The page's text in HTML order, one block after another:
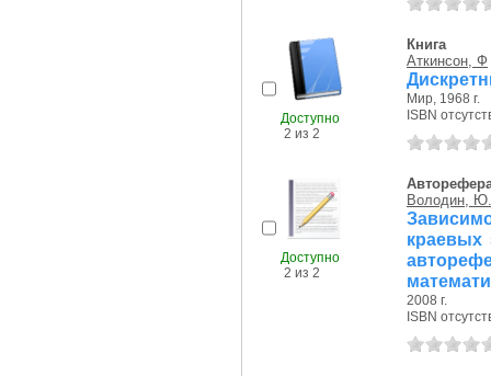
Доступно
2 из 2
Книга
Аткинсон, Ф
Мир, 1968 г.
ISBN
Доступно
2 из 2
Володин,
краевых
2008 г.
ISBN